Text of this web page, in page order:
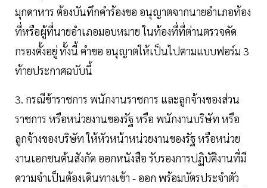
มุกดาหาร ต้องบันทึกคําร้องขอ อนุญาตจากนายอําเภอท้อง
ที่หรือผู้ที่นายอําเภอมอบหมาย ในท้องที่ที่ต่านตรวจคัด
กรองตั้งอยู่ ทั้งนี้ คําขอ อนุญาตให้เป็นไปตามแบบฟอร์ม 3
ท้ายประกาศฉบับนี้
3. กรณีข้าราชการ พนักงานราชการ และลูกจ้างของส่วน
ราชการ หรือหน่วยงานของรัฐ หรือ พนักงานบริษัท หรือ
ลูกจ้างของบริษัท ให้หัวหน้าหน่วยงานของรัฐ หรือหน่วย
งานเอกชนต้นสังกัด ออกหนังสือ รับรองการปฏิบัติงานที่มี
ความจําเป็นต้องเดินทางเข้า - ออก พร้อมบัตรประจําตัว